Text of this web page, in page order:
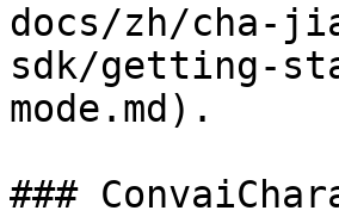
docs/zh/cha-
sdk/getting-
mode.md).
###